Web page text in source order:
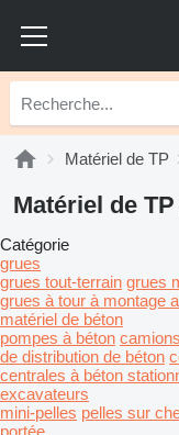
Matériel de TP
Matériel de
Catégorie
grues
grues tout-terrain grues
grues à tour à montage
matériel de béton
pompes à béton
de distribution de béton
centrales à béton
excavateurs
mini-pelles pelles sur
portée